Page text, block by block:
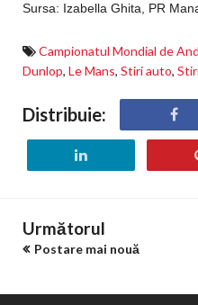
Sursa: Izabella Ghita, PR
Campionatul Mondial de
Dunlop, Le Mans, Stiri auto,
Distribuie:
Următorul
Postare mai nouă